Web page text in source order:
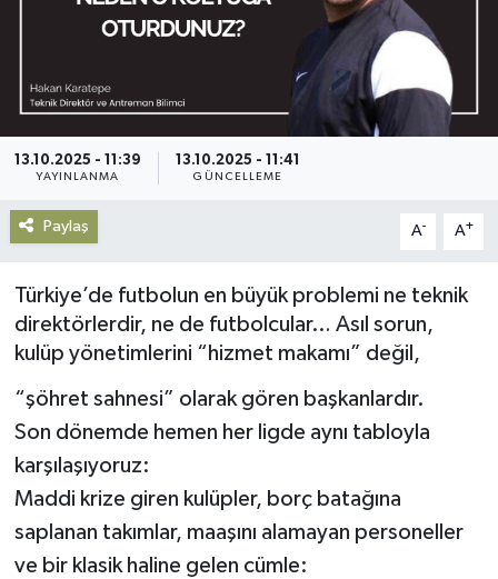
13.10.2025 - 11:39
YAYINLANMA
13.10.2025 - 11:41
GÜNCELLEME
Paylaş A- A+
Türkiye’de futbolun en büyük problemi ne teknik
direktörlerdir, ne de futbolcular… Asıl sorun,
kulüp yönetimlerini “hizmet makamı” değil,
“şöhret sahnesi” olarak gören başkanlardır.
Son dönemde hemen her ligde aynı tabloyla
karşılaşıyoruz:
Maddi krize giren kulüpler, borç batağına
saplanan takımlar, maaşını alamayan personeller
ve bir klasik haline gelen cümle:
Gündem
Haberde İnsan
Kültür-Sanat
Magazin
Politika
Siyaset
Spor